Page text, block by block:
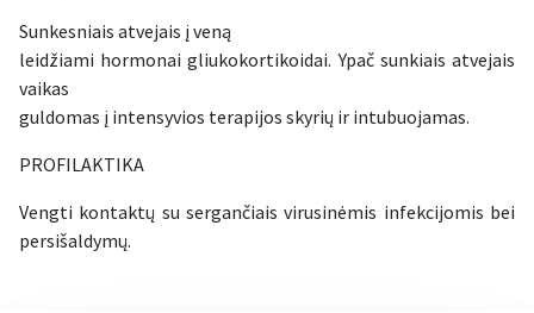
Sunkesniais atvejais į veną
leidžiami hormonai gliukokortikoidai. Ypač sunkiais atvejais
vaikas
guldomas į intensyvios terapijos skyrių ir intubuojamas.
PROFILAKTIKA
Vengti kontaktų su sergančiais virusinėmis infekcijomis bei
persišaldymų.